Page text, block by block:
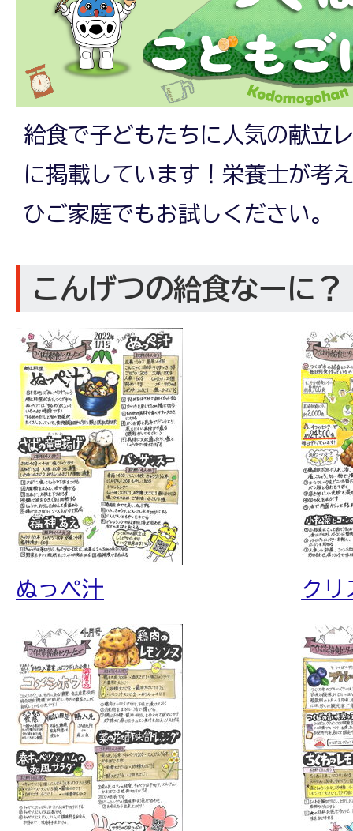
給食で子どもたちに人気の献立
に掲載しています！栄養士が考
ひご家庭でもお試しください。
こんげつの給食なーに？
ぬっぺ汁 クリ